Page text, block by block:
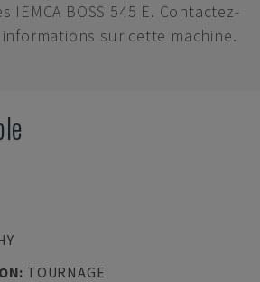
IEMCA BOSS 545 E. Contactez-
sur cette machine.
: TOURNAGE